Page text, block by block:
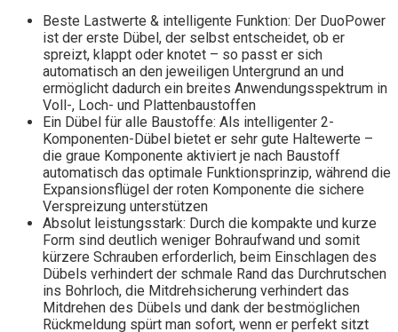
Beste Lastwerte & intelligente Funktion: Der DuoPower
ist der erste Dübel, der selbst entscheidet, ob er
spreizt, klappt oder knotet – so passt er sich
automatisch an den jeweiligen Untergrund an und
ermöglicht dadurch ein breites Anwendungsspektrum in
Voll-, Loch- und Plattenbaustoffen
Ein Dübel für alle Baustoffe: Als intelligenter 2-
Komponenten-Dübel bietet er sehr gute Haltewerte –
die graue Komponente aktiviert je nach Baustoff
automatisch das optimale Funktionsprinzip, während die
Expansionsflügel der roten Komponente die sichere
Verspreizung unterstützen
Absolut leistungsstark: Durch die kompakte und kurze
Form sind deutlich weniger Bohraufwand und somit
kürzere Schrauben erforderlich, beim Einschlagen des
Dübels verhindert der schmale Rand das Durchrutschen
ins Bohrloch, die Mitdrehsicherung verhindert das
Mitdrehen des Dübels und dank der bestmöglichen
Rückmeldung spürt man sofort, wenn er perfekt sitzt